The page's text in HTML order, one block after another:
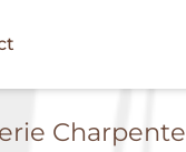
Charpente